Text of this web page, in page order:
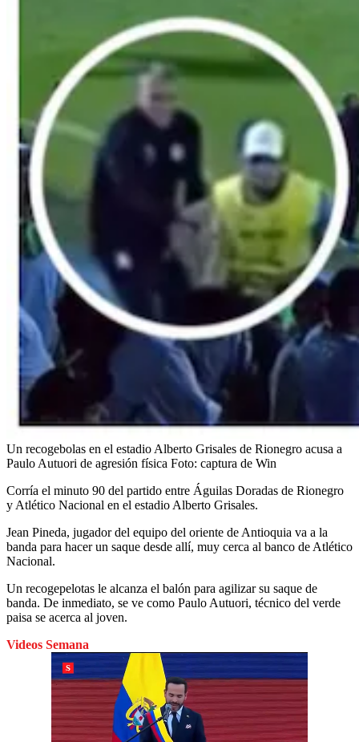
Un recogebolas en el estadio Alberto Grisales de Rionegro acusa a
Paulo Autuori de agresión física Foto: captura de Win
Corría el minuto 90 del partido entre Águilas Doradas de Rionegro
y Atlético Nacional en el estadio Alberto Grisales.
Jean Pineda, jugador del equipo del oriente de Antioquia va a la
banda para hacer un saque desde allí, muy cerca al banco de Atlético
Nacional.
Un recogepelotas le alcanza el balón para agilizar su saque de
banda. De inmediato, se ve como Paulo Autuori, técnico del verde
paisa se acerca al joven.
Videos Semana